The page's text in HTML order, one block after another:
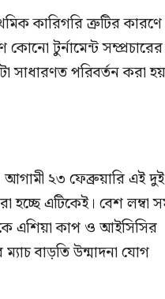
কারিগরি ত্রুটির কারণে
কোনো টুর্নামেন্ট সম্প্রচারের
সাধারণত পরিবর্তন করা
আগামী ২৩ ফেব্রুয়ারি এই দুই
হচ্ছে এটিকেই। বেশ লম্বা
এশিয়া কাপ ও আইসিসির
বাড়তি উন্মাদনা যোগ